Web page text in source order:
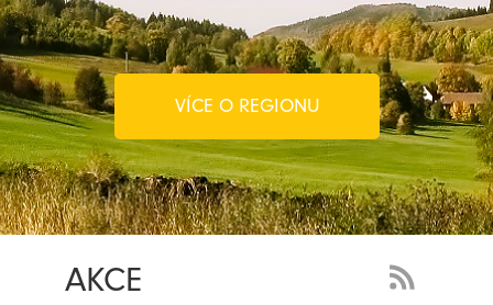
VÍCE O REGIONU
AKCE